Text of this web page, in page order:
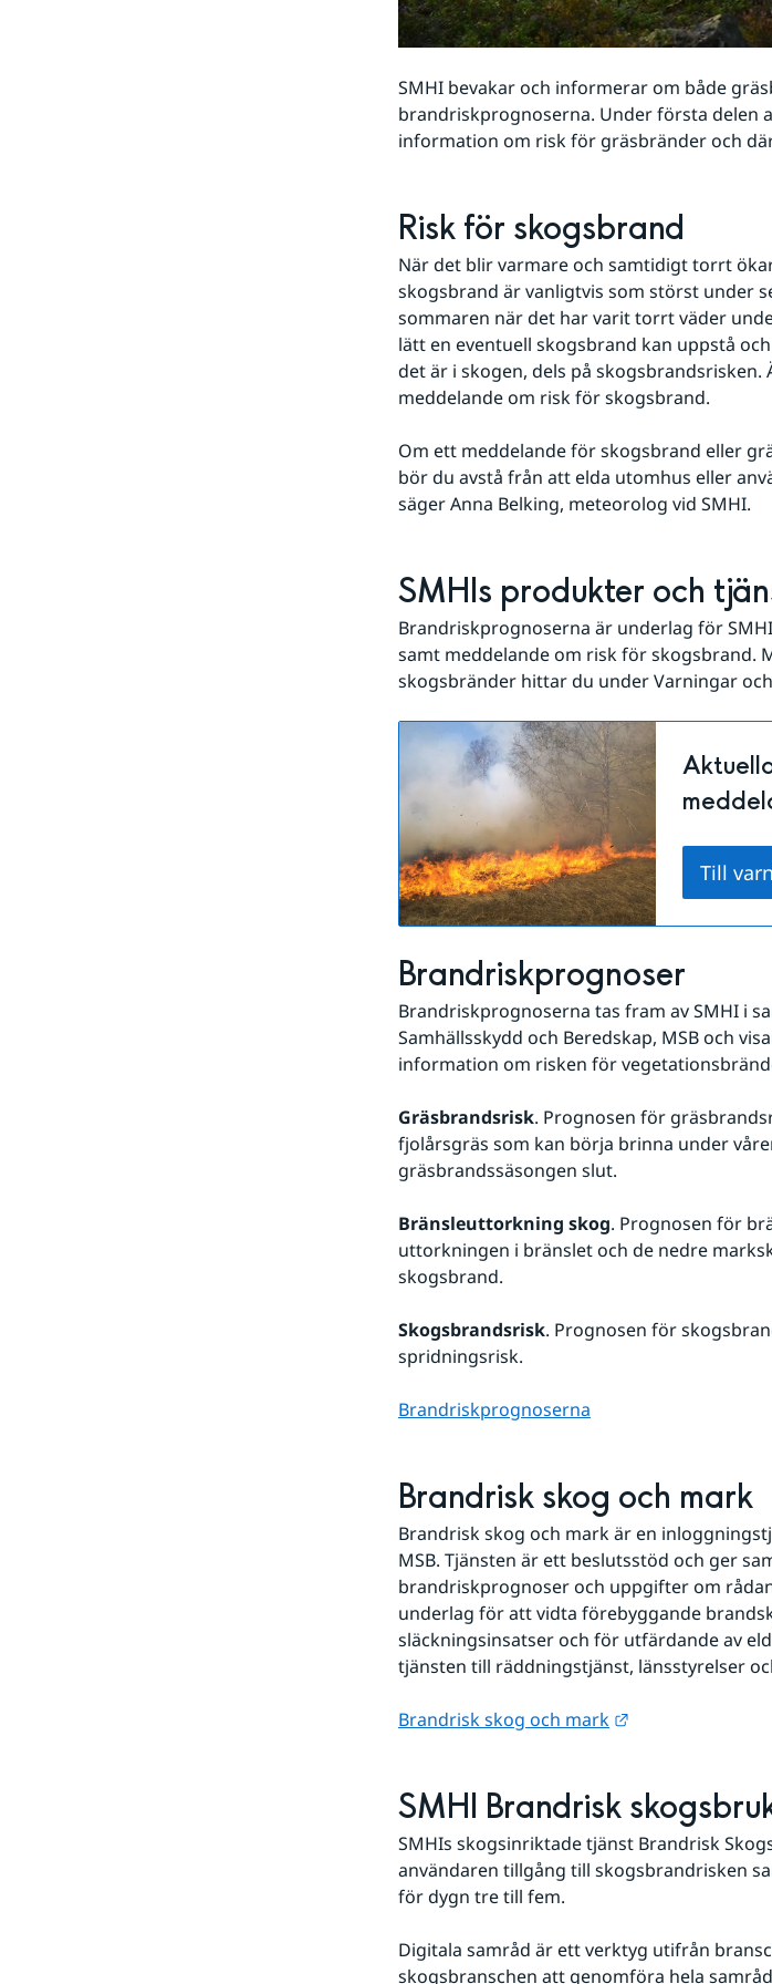
SMHI bevakar och informerar om både
brandriskprognoserna. Under första delen
information om risk för gräsbränder och
Risk för skogsbrand
När det blir varmare och samtidigt torrt
skogsbrand är vanligtvis som störst under
sommaren när det har varit torrt väder
lätt en eventuell skogsbrand kan uppstå
det är i skogen, dels på
meddelande om risk för skogsbrand.
Om ett meddelande för skogsbrand eller
bör du avstå från att elda utomhus eller
säger Anna Belking, meteorolog vid SMHI.
SMHIs produkter och
Brandriskprognoserna är underlag för
samt meddelande om risk för skogsbrand.
skogsbränder hittar du under Varningar
Till
Brandriskprognoser
Brandriskprognoserna tas fram av SMHI i
Samhällsskydd och Beredskap, MSB och
information om risken för
Gräsbrandsrisk. Prognosen för
fjolårsgräs som kan börja brinna under
gräsbrandssäsongen slut.
Bränsleuttorkning skog. Prognosen för
uttorkningen i bränslet och de nedre
skogsbrand.
Skogsbrandsrisk. Prognosen för
spridningsrisk.
Brandriskprognoserna
Brandrisk skog och mark
Brandrisk skog och mark är en
MSB. Tjänsten är ett beslutsstöd och ger
brandriskprognoser och uppgifter om
underlag för att vidta förebyggande
släckningsinsatser och för utfärdande av
tjänsten till räddningstjänst, länsstyrelser
Brandrisk skog och mark Länk till annan
SMHI Brandrisk
SMHIs skogsinriktade tjänst Brandrisk
användaren tillgång till skogsbrandrisken
för dygn tre till fem.
Digitala samråd är ett verktyg utifrån
skogsbranschen att genomföra hela